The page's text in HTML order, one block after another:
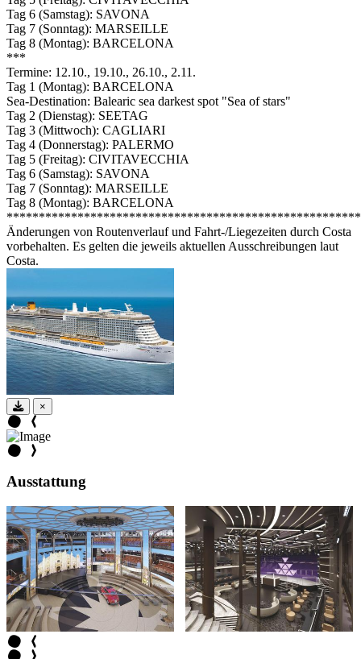
Tag 6 (Samstag): SAVONA
Tag 7 (Sonntag): MARSEILLE
Tag 8 (Montag): BARCELONA
***
Termine: 12.10., 19.10., 26.10., 2.11.
Tag 1 (Montag): BARCELONA
Sea-Destination: Balearic sea darkest spot "Sea of stars"
Tag 2 (Dienstag): SEETAG
Tag 3 (Mittwoch): CAGLIARI
Tag 4 (Donnerstag): PALERMO
Tag 5 (Freitag): CIVITAVECCHIA
Tag 6 (Samstag): SAVONA
Tag 7 (Sonntag): MARSEILLE
Tag 8 (Montag): BARCELONA
Änderungen von Routenverlauf und Fahrt-/Liegezeiten durch Costa
vorbehalten. Es gelten die jeweils aktuellen Ausschreibungen laut
Costa.
×
Ausstattung